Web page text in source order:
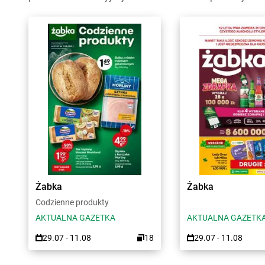
Żabka
Codzienne produkty
AKTUALNA GAZETKA
29.07 - 11.08 18
Żabka
AKTUALNA
29.07 - 11.08